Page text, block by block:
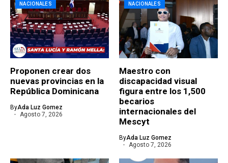
NACIONALES
Proponen crear dos
nuevas provincias en la
República Dominicana
ByAda Luz Gomez
Agosto 7, 2026
NACIONALES
Maestro con
discapacidad visual
figura entre los 1,500
becarios
internacionales del
Mescyt
ByAda Luz Gomez
Agosto 7, 2026